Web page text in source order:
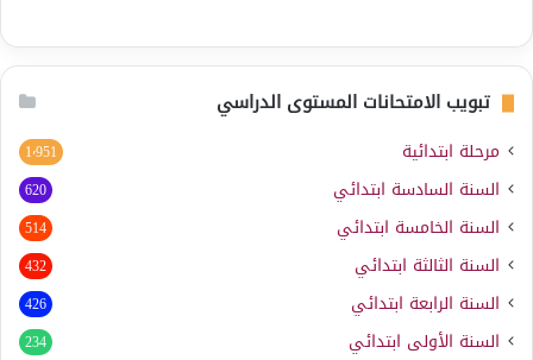
تبويب الامتحانات المستوى الدراسي
مرحلة ابتدائية 1٬951
السنة السادسة ابتدائي 620
السنة الخامسة ابتدائي 514
السنة الثالثة ابتدائي 432
السنة الرابعة ابتدائي 426
السنة الأولى ابتدائي 234